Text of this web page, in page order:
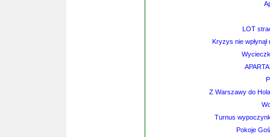
LOT
Kryzys nie
Z Warszawy do
Turnus
Pokoje